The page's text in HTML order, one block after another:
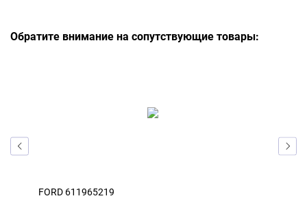
Обратите внимание на сопутствующие товары:
FORD 611965219